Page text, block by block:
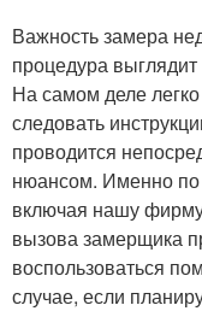
Важность замера
процедура
На самом деле
следовать
проводится
нюансом. Именно по
включая нашу
вызова замерщика
воспользоваться
случае, если